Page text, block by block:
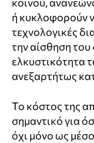
ή κυκλοφορούν
τεχνολογικές
την αίσθηση του
ελκυστικότητα
ανεξαρτήτως
Το κόστος της
σημαντικό για
όχι μόνο ως